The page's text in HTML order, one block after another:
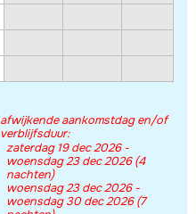
afwijkende aankomstdag en/of
verblijfsduur:
zaterdag 19 dec 2026 -
woensdag 23 dec 2026 (4
nachten)
woensdag 23 dec 2026 -
woensdag 30 dec 2026 (7